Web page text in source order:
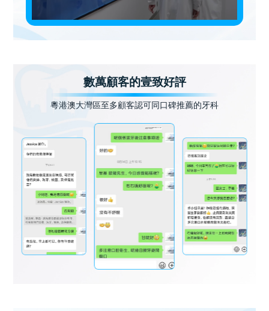
數萬顧客的壹致好評
粵港澳大灣區至多顧客認可同口碑推薦的牙科